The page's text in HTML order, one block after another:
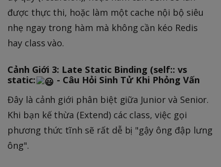
được thực thi, hoặc làm một cache nội bộ siêu
nhẹ ngay trong hàm mà không cần kéo Redis
hay class vào.
Cảnh Giới 3: Late Static Binding (self:: vs
static:
- Câu Hỏi Sinh Tử Khi Phỏng Vấn
Đây là cảnh giới phân biệt giữa Junior và Senior.
Khi bạn kế thừa (Extend) các class, việc gọi
phương thức tĩnh sẽ rất dễ bị "gậy ông đập lưng
ông".